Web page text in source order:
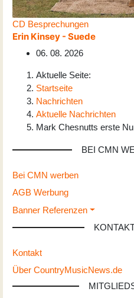
CD Besprechungen
Erin Kinsey - Suede
06. 08. 2026
Aktuelle Seite:
Startseite
Nachrichten
Aktuelle Nachrichten
Mark Chesnutts erste
BEI CMN
Bei CMN werben
AGB Werbung
Banner Referenzen
Kontakt
Über CountryMusicNews.de